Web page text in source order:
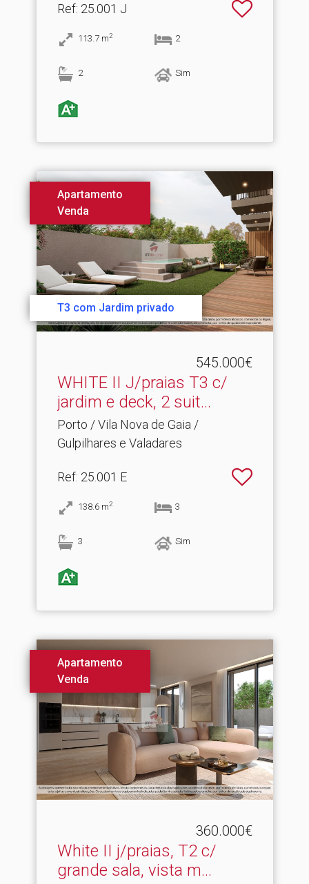
Ref: 25.001 J
113.7 m2 2
2 Sim
Apartamento
Venda
T3 com Jardim privado
545.000€
WHITE II J/praias T3 c/
jardim e deck, 2 suit.​..
Porto / Vila Nova de Gaia /
Gulpilhares e Valadares
Ref: 25.001 E
138.6 m2 3
3 Sim
Apartamento
Venda
360.000€
White II j/praias, T2 c/
grande sala, vista m.​..